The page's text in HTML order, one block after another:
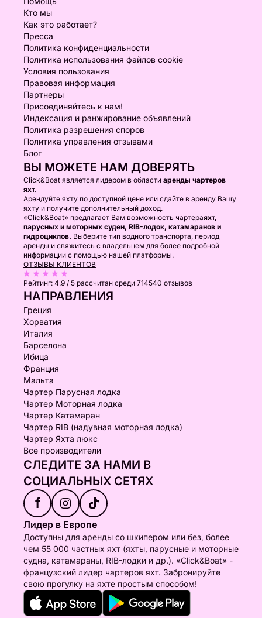
Кто мы
Как это работает?
Пресса
Политика конфиденциальности
Политика использования файлов cookie
Условия пользования
Правовая информация
Партнеры
Присоединяйтесь к нам!
Индексация и ранжирование объявлений
Политика разрешения споров
Политика управления отзывами
Блог
ВЫ МОЖЕТЕ НАМ ДОВЕРЯТЬ
Click&Boat является лидером в области аренды чартеров
яхт.
Арендуйте яхту по доступной цене или сдайте в аренду Вашу
яхту и получите дополнительный доход.
«Click&Boat» предлагает Вам возможность чартераяхт,
парусных и моторных суден, RIB-лодок, катамаранов и
гидроциклов. Выберите тип водного транспорта, период
аренды и свяжитесь с владельцем для более подробной
информации с помощью нашей платформы.
ОТЗЫВЫ КЛИЕНТОВ
Рейтинг: 4.9 / 5 рассчитан среди 714540 отзывов
НАПРАВЛЕНИЯ
Греция
Хорватия
Италия
Барселона
Ибица
Франция
Мальта
Чартер Парусная лодка
Чартер Моторная лодка
Чартер Катамаран
Чартер RIB (надувная моторная лодка)
Чартер Яхта люкс
Все производители
СЛЕДИТЕ ЗА НАМИ В
СОЦИАЛЬНЫХ СЕТЯХ
f
Лидер в Европе
Доступны для аренды со шкипером или без, более
чем 55 000 частных яхт (яхты, парусные и моторные
судна, катамараны, RIB-лодки и др.). «Click&Boat» -
французский лидер чартеров яхт. Забронируйте
свою прогулку на яхте простым способом!